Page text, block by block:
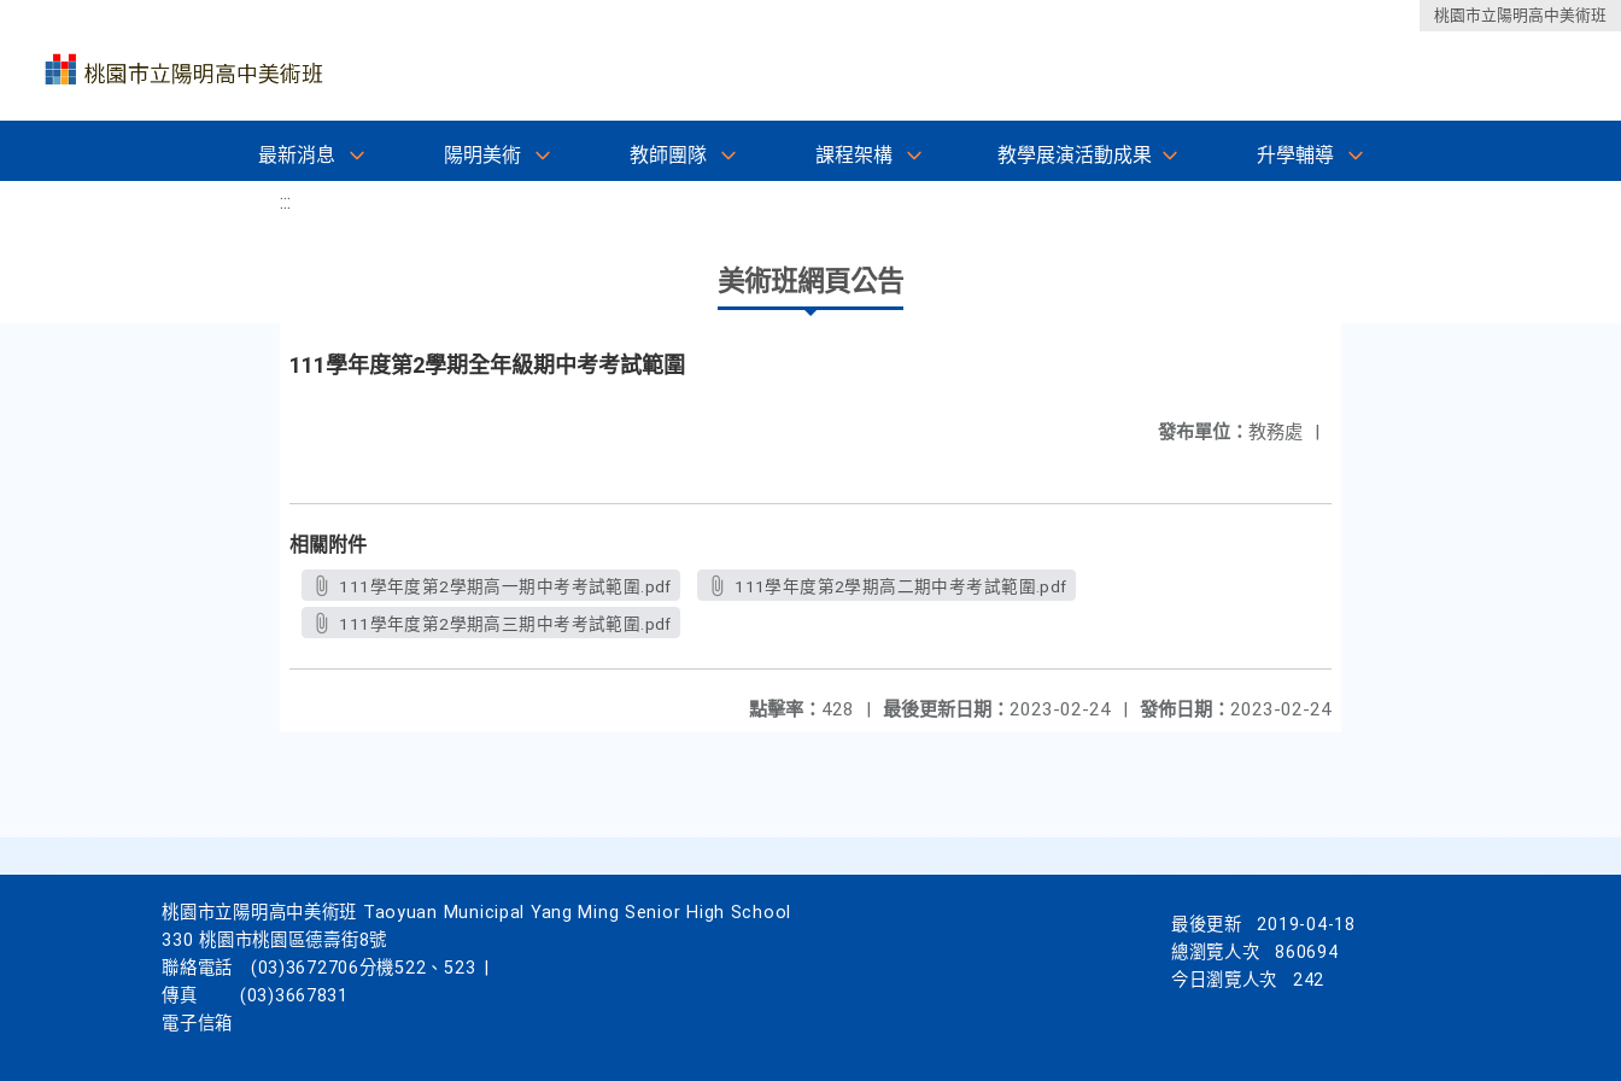
桃園市立陽明高中美術班
最新消息 陽明美術 教師團隊 課程架構 教學展演活動成果 升學輔導
:::
美術班網頁公告
111學年度第2學期全年級期中考考試範圍
發布單位： 教務處 |
相關附件
111學年度第2學期高一期中考考試範圍.pdf
111學年度第2學期高二期中考考試範圍.pdf
111學年度第2學期高三期中考考試範圍.pdf
發佈日期： 2023-02-24
最後更新日期： 2023-02-24 |
點擊率： 428 |
桃園市立陽明高中美術班 Taoyuan Municipal Yang Ming Senior High School
330 桃園市桃園區德壽街8號
聯絡電話
(03)3672706分機522、523
傳真
(03)3667831
電子信箱
最後更新
2019-04-18
總瀏覽人次
860694
今日瀏覽人次
242